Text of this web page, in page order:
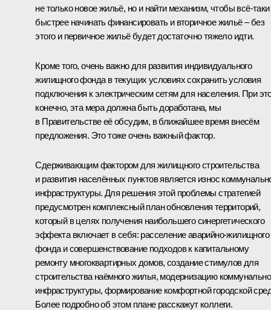
не только новое жильё, но и найти механизм, чтобы всё-таки
быстрее начинать финансировать и вторичное жильё – без
этого и первичное жильё будет достаточно тяжело идти.
Кроме того, очень важно для развития индивидуального
жилищного фонда в текущих условиях сохранить условия
подключения к электрическим сетям для населения. При
конечно, эта мера должна быть доработана, мы
в Правительстве её обсудим, в ближайшее время внесём
предложения. Это тоже очень важный фактор.
Сдерживающим фактором для жилищного строительства
и развития населённых пунктов является износ
инфраструктуры. Для решения этой проблемы стратегией
предусмотрен комплексный план обновления территорий,
который в целях получения наибольшего синергетического
эффекта включает в себя: расселение аварийно-жилищного
фонда и совершенствование подходов к капитальному
ремонту многоквартирных домов, создание стимулов для
строительства наёмного жилья, модернизацию
инфраструктуры, формирование комфортной городской
Более подробно об этом плане расскажут коллеги.